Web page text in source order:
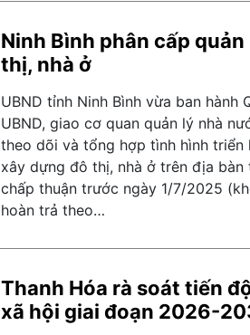
Ninh Bình phân cấp
thị, nhà ở
UBND tỉnh Ninh Bình vừa ban
UBND, giao cơ quan quản lý nhà
theo dõi và tổng hợp tình hình
xây dựng đô thị, nhà ở trên địa
chấp thuận trước ngày 1/7/2025
hoàn trả theo…
Thanh Hóa rà soát tiến
xã hội giai đoạn 2026-